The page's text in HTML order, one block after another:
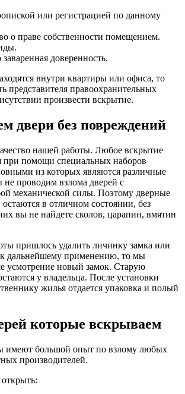
или регистрацией по данному
о праве собственности помещением.
доверенность.
внутри квартиры или офиса, то
представителя правоохранительных
произвести вскрытие.
двери без повреждений
нашей работы. Любое вскрытие
при помощи специальных наборов
из которых являются различные
проводим взлома дверей с
механической силы. Поэтому дверные
в отличном состоянии, без
вы не найдете сколов, царапин, вмятин
пришлось удалить личинку замка или
к дальнейшему применению, то мы
усмотрение новый замок. Старую
у владельца. После установки
жилья отдается упаковка и полый
которые вскрываем
имеют большой опыт по взлому любых
производителей.